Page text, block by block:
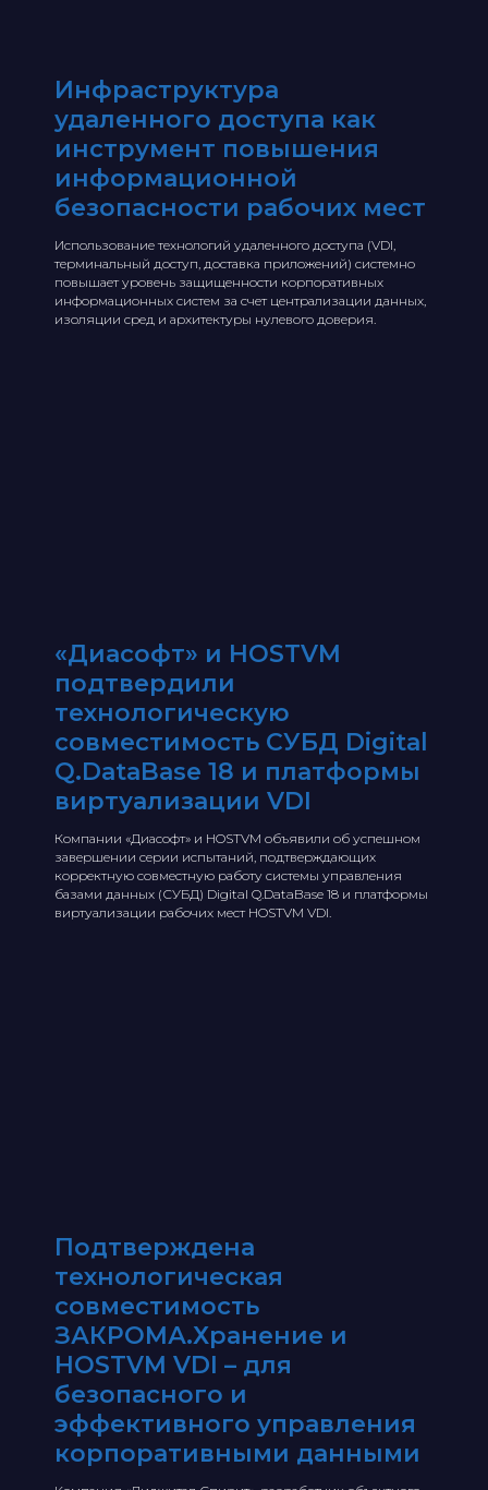
Инфраструктура
удаленного доступа как
инструмент повышения
информационной
безопасности рабочих мест
Использование технологий удаленного доступа (VDI,
терминальный доступ, доставка приложений) системно
повышает уровень защищенности корпоративных
информационных систем за счет централизации данных,
изоляции сред и архитектуры нулевого доверия.
«Диасофт» и HOSTVM
подтвердили
технологическую
совместимость СУБД Digital
Q.DataBase 18 и платформы
виртуализации VDI
Компании «Диасофт» и HOSTVM объявили об успешном
завершении серии испытаний, подтверждающих
корректную совместную работу системы управления
базами данных (СУБД) Digital Q.DataBase 18 и платформы
виртуализации рабочих мест HOSTVM VDI.
Подтверждена
технологическая
совместимость
ЗАКРОМА.Хранение и
HOSTVM VDI – для
безопасного и
эффективного управления
корпоративными данными